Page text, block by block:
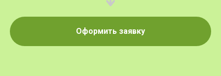
Оформить заявку